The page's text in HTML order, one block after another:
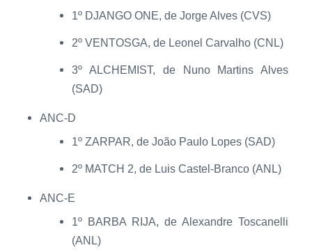
1º DJANGO ONE, de Jorge Alves (CVS)
2º VENTOSGA, de Leonel Carvalho (CNL)
3º ALCHEMIST, de Nuno Martins Alves
(SAD)
ANC-D
1º ZARPAR, de João Paulo Lopes (SAD)
2º MATCH 2, de Luis Castel-Branco (ANL)
ANC-E
1º BARBA RIJA, de Alexandre Toscanelli
(ANL)